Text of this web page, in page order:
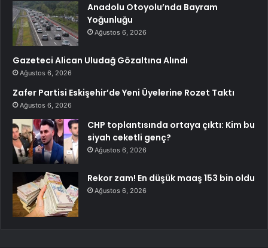
Anadolu Otoyolu’nda Bayram
Yoğunluğu
Ağustos 6, 2026
Gazeteci Alican Uludağ Gözaltına Alındı
Ağustos 6, 2026
Zafer Partisi Eskişehir’de Yeni Üyelerine Rozet Taktı
Ağustos 6, 2026
CHP toplantısında ortaya çıktı: Kim bu
siyah ceketli genç?
Ağustos 6, 2026
Rekor zam! En düşük maaş 153 bin oldu
Ağustos 6, 2026